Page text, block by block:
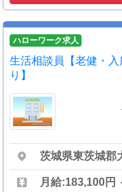
ハローワーク求人
生活相談員【老健・
り】
茨城県東茨城郡
月給:183,100円